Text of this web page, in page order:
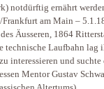
notdürftig ernährt
am Main –
Äusseren, 1864
technische Laufbahn lag
interessieren und
Mentor Gustav